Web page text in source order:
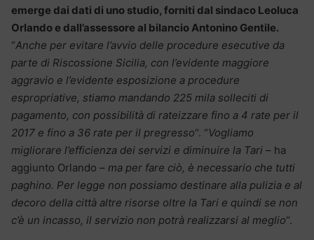
emerge dai dati di uno studio, forniti dal sindaco Leoluca
Orlando e dall’assessore al bilancio Antonino Gentile.
“Anche per evitare l’avvio delle procedure esecutive da
parte di Riscossione Sicilia, con l’evidente maggiore
aggravio e l’evidente esposizione a procedure
espropriative, stiamo mandando 225 mila solleciti di
pagamento, con possibilità di rateizzare fino a 4 rate per il
2017 e fino a 36 rate per il pregresso“. “Vogliamo
migliorare l’efficienza dei servizi e diminuire la Tari – ha
aggiunto Orlando – ma per fare ciò, è necessario che tutti
paghino. Per legge non possiamo destinare alla pulizia e al
decoro della città altre risorse oltre la Tari e quindi se non
c’è un incasso, il servizio non potrà realizzarsi al meglio“.